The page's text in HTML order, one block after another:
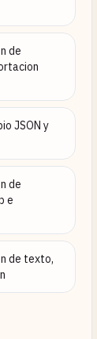
de
JSON y
de
e
de texto,